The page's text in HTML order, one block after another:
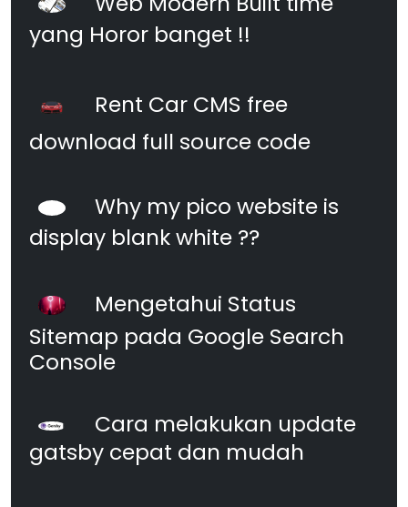
yang Horor banget !!
Rent Car CMS free
download full source code
Why my pico website is
display blank white ??
Mengetahui Status
Sitemap pada Google Search
Console
Cara melakukan update
gatsby cepat dan mudah